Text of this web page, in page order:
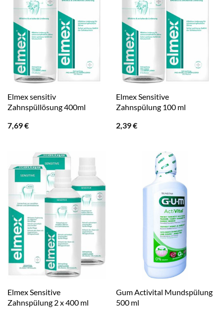
Elmex sensitiv
Zahnspüllösung 400ml
7,69€
Elmex Sensitive
Zahnspülung 100 ml
2,39€
Elmex Sensitive
Zahnspülung 2 x 400 ml
Gum Activital Mundspülung
500 ml